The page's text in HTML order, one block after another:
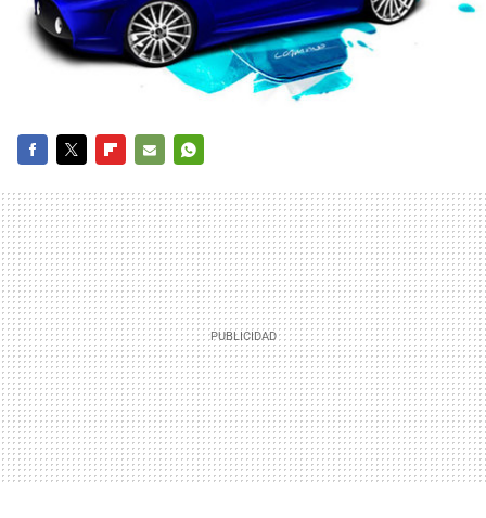
MAIL